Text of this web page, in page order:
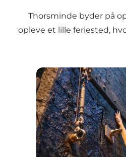
Thorsminde byder på
opleve et lille feriested,
Træd ind i havets